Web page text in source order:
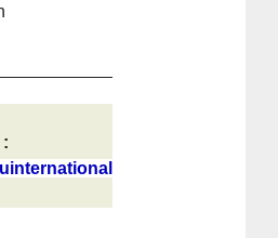
non...